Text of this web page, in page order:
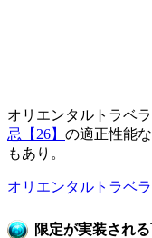
オリエンタルトラベ
忌【26】 の適正性能
もあり。
オリエンタルトラベ
限定が実装され